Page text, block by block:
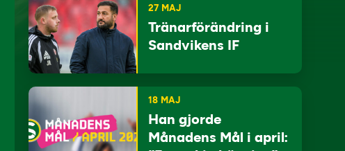
27 MAJ
Tränarförändring i
Sandvikens IF
18 MAJ
Han gjorde
Månadens Mål i april: